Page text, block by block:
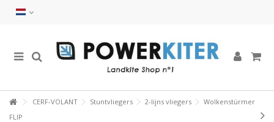
CERF-VOLANT Stuntvliegers 2-lijns vliegers
Wolkenstürmer
FLIP